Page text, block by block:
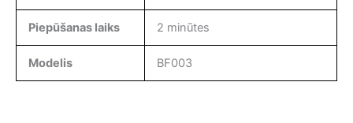
Piepūšanas laiks 2 minūtes
Modelis BF003